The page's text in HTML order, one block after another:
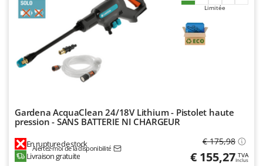
Limitée
Gardena AcquaClean 24/18V Lithium - Pistolet haute
pression - SANS BATTERIE NI CHARGEUR
En rupture de stock
Alertez-moi de la disponibilité
Livraison gratuite
€ 175,98
€ 155,27 TVA
Inclus